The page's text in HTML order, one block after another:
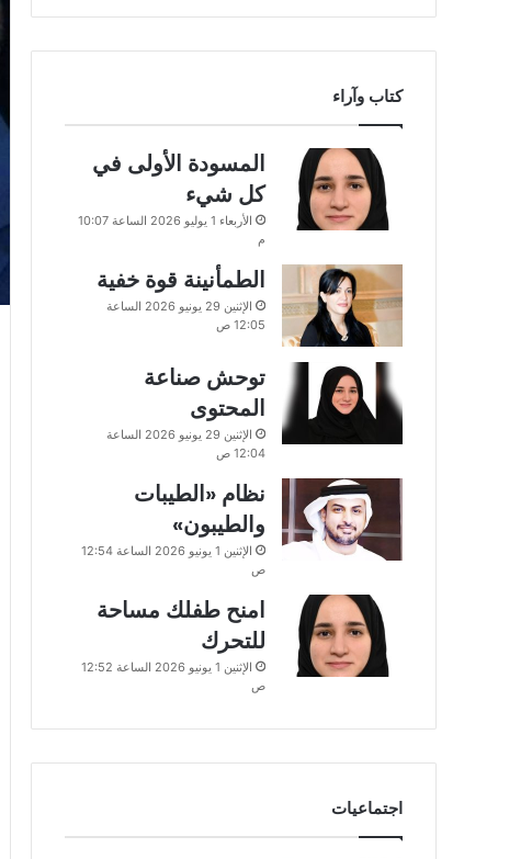
كتاب وآراء
المسودة الأولى في
كل شيء
الأربعاء 1 يوليو 2026 الساعة 10:07
م
الطمأنينة قوة خفية
الإثنين 29 يونيو 2026 الساعة
12:05 ص
توحش صناعة
المحتوى
الإثنين 29 يونيو 2026 الساعة
12:04 ص
نظام «الطيبات
والطيبون»
الإثنين 1 يونيو 2026 الساعة 12:54
ص
امنح طفلك مساحة
للتحرك
الإثنين 1 يونيو 2026 الساعة 12:52
ص
اجتماعيات